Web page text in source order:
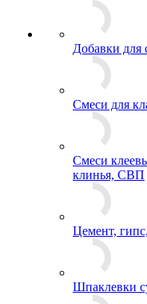
Добавки для
Смеси для
Смеси
клинья, СВП
Цемент,
Шпаклевки